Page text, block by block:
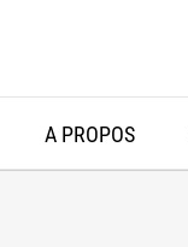
A PROPOS